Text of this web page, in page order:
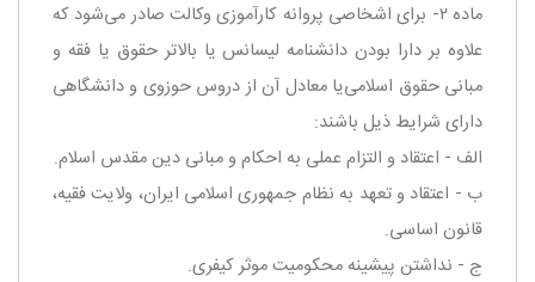
‌ماده ۲- برای اشخاصی پروانه كارآموزی وكالت صادر می‌شود كه
علاوه بر دارا بودن دانشنامه لیسانس یا بالاتر حقوق یا فقه و
مبانی حقوق اسلامی‌یا معادل آن از دروس حوزوی و دانشگاهی
دارای شرایط ذیل باشند:
‌الف - اعتقاد و التزام عملی به احكام و مبانی دین مقدس اسلام.
ب - اعتقاد و تعهد به نظام جمهوری اسلامی ایران، ولایت فقیه،
قانون اساسی.
ج - نداشتن پیشینه محكومیت موثر كیفری.